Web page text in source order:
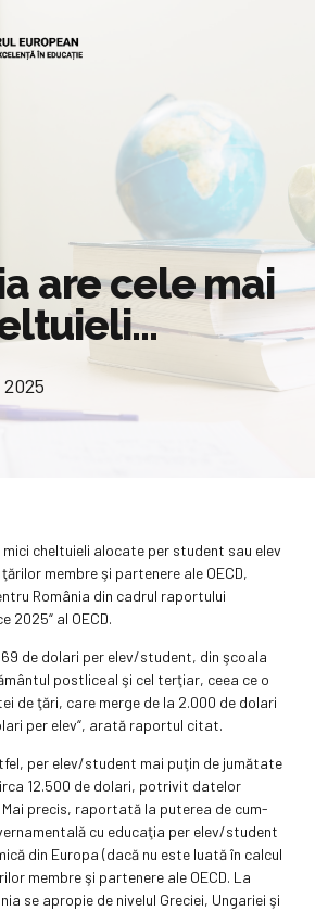
are cele mai
mici cheltuieli alocate per student sau elev
membre şi partenere ale OECD,
România din cadrul raportului
2025“ al OECD.
de dolari per elev/student, din şcoala
postliceal şi cel terţiar, ceea ce o
de ţări, care merge de la 2.000 de dolari
per elev“, arată raportul citat.
per elev/student mai puţin de jumătate
12.500 de dolari, potrivit datelor
Mai precis, raportată la puterea de cum­
cu educaţia per elev/student
din Europa (dacă nu este luată în calcul
membre şi partenere ale OECD. La
se apropie de nivelul Greciei, Ungariei şi